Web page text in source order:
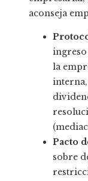
aconseja
la
Pacto
sobre